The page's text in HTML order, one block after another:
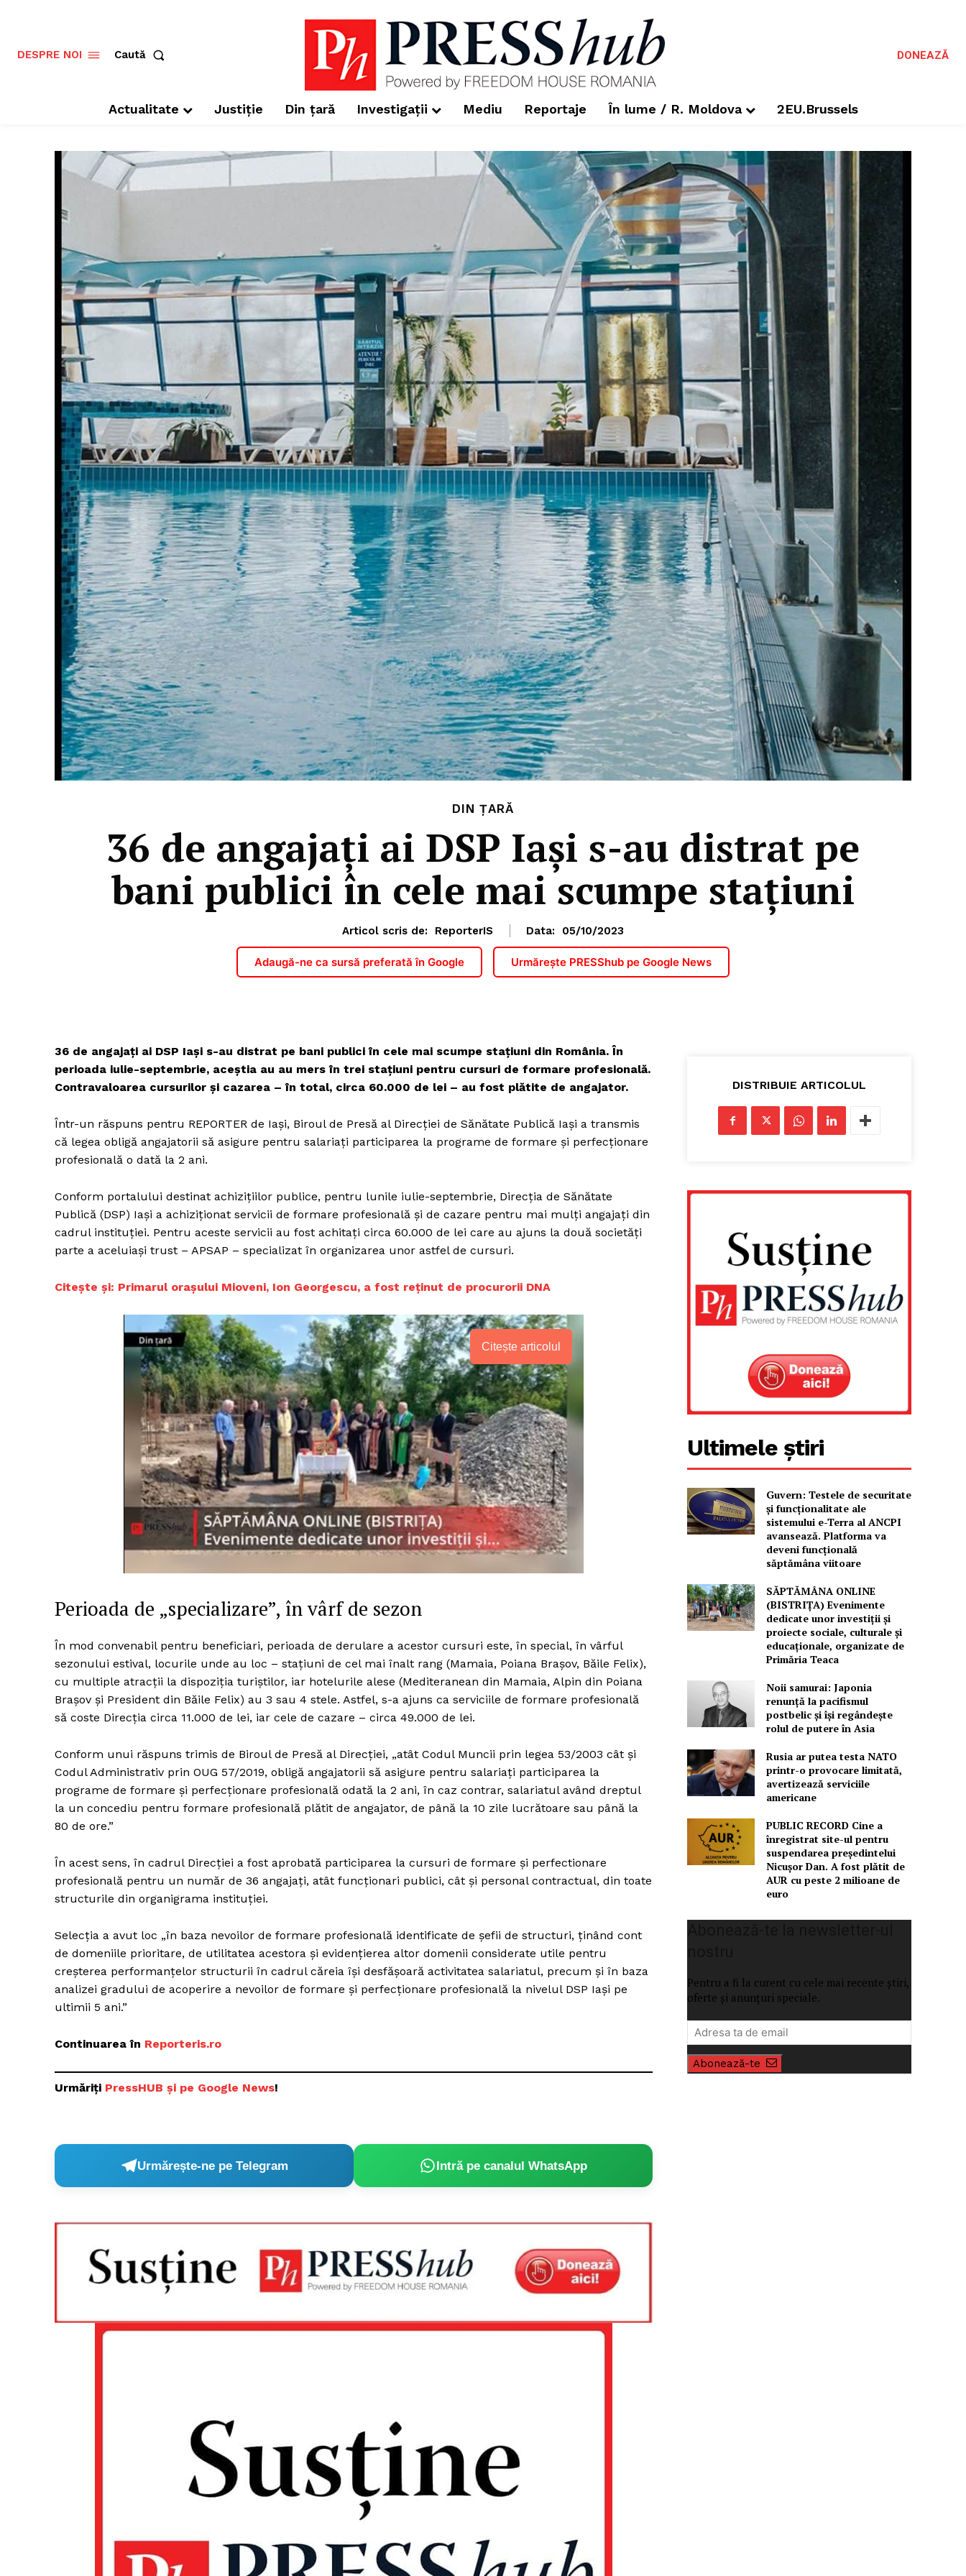
Un proiect
FREEDOM HOUSE
ROMÂNIA
PRESShub
Contact
DESPRE NOI Caută DONEAZĂ
Actualitate Justiție Din țară Investigații Mediu Reportaje În lume / R. Moldova 2EU.Brussels
DIN ȚARĂ
36 de angajați ai DSP Iași s-au distrat pe
bani publici în cele mai scumpe stațiuni
Articol scris de: ReporterIS Data: 05/10/2023
Adaugă-ne ca sursă preferată în Google Urmărește PRESShub pe Google News
36 de angajați ai DSP Iași s-au distrat pe bani publici în cele mai scumpe stațiuni din România. În
perioada iulie-septembrie, aceștia au au mers în trei stațiuni pentru cursuri de formare profesională.
Contravaloarea cursurilor și cazarea – în total, circa 60.000 de lei – au fost plătite de angajator.
Într-un răspuns pentru REPORTER de Iași, Biroul de Presă al Direcției de Sănătate Publică Iași a transmis
că legea obligă angajatorii să asigure pentru salariați participarea la programe de formare și perfecționare
profesională o dată la 2 ani.
Conform portalului destinat achizițiilor publice, pentru lunile iulie-septembrie, Direcția de Sănătate
Publică (DSP) Iași a achiziționat servicii de formare profesională și de cazare pentru mai mulți angajați din
cadrul instituției. Pentru aceste servicii au fost achitați circa 60.000 de lei care au ajuns la două societăți
parte a aceluiași trust – APSAP – specializat în organizarea unor astfel de cursuri.
Citește și: Primarul oraşului Mioveni, Ion Georgescu, a fost reţinut de procurorii DNA
Citește articolul
Perioada de „specializare”, în vârf de sezon
În mod convenabil pentru beneficiari, perioada de derulare a acestor cursuri este, în special, în vârful
sezonului estival, locurile unde au loc – stațiuni de cel mai înalt rang (Mamaia, Poiana Brașov, Băile Felix),
cu multiple atracții la dispoziția turiștilor, iar hotelurile alese (Mediteranean din Mamaia, Alpin din Poiana
Brașov și President din Băile Felix) au 3 sau 4 stele. Astfel, s-a ajuns ca serviciile de formare profesională
să coste Direcția circa 11.000 de lei, iar cele de cazare – circa 49.000 de lei.
Conform unui răspuns trimis de Biroul de Presă al Direcției, „atât Codul Muncii prin legea 53/2003 cât și
Codul Administrativ prin OUG 57/2019, obligă angajatorii să asigure pentru salariați participarea la
programe de formare și perfecționare profesională odată la 2 ani, în caz contrar, salariatul având dreptul
la un concediu pentru formare profesională plătit de angajator, de până la 10 zile lucrătoare sau până la
80 de ore.”
În acest sens, în cadrul Direcției a fost aprobată participarea la cursuri de formare şi perfectionare
profesională pentru un număr de 36 angajați, atât funcţionari publici, cât şi personal contractual, din toate
structurile din organigrama instituției.
Selecția a avut loc „în baza nevoilor de formare profesională identificate de şefii de structuri, ținând cont
de domeniile prioritare, de utilitatea acestora şi evidenţierea altor domenii considerate utile pentru
creșterea performanţelor structurii în cadrul căreia îşi desfășoară activitatea salariatul, precum și în baza
analizei gradului de acoperire a nevoilor de formare şi perfecționare profesională la nivelul DSP Iași pe
ultimii 5 ani.”
Continuarea în Reporteris.ro
Urmăriți PressHUB și pe Google News!
Urmărește-ne pe Telegram Intră pe canalul WhatsApp
DISTRIBUIE ARTICOLUL
Ultimele știri
Guvern: Testele de securitate
și funcționalitate ale
sistemului e-Terra al ANCPI
avansează. Platforma va
deveni funcțională
săptămâna viitoare
SĂPTĂMÂNA ONLINE
(BISTRIȚA) Evenimente
dedicate unor investiții și
proiecte sociale, culturale și
educaționale, organizate de
Primăria Teaca
Noii samurai: Japonia
renunță la pacifismul
postbelic și își regândește
rolul de putere în Asia
Rusia ar putea testa NATO
printr-o provocare limitată,
avertizează serviciile
americane
PUBLIC RECORD Cine a
înregistrat site-ul pentru
suspendarea președintelui
Nicușor Dan. A fost plătit de
AUR cu peste 2 milioane de
euro
Pentru a fi la curent cu cele mai recente știri,
oferte și anunțuri speciale.
Abonează-te